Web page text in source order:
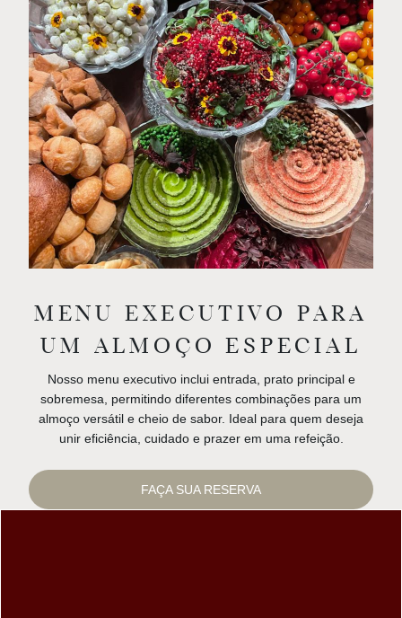
MENU EXECUTIVO PARA
UM ALMOÇO ESPECIAL
Nosso menu executivo inclui entrada, prato principal e
sobremesa, permitindo diferentes combinações para um
almoço versátil e cheio de sabor. Ideal para quem deseja
unir eficiência, cuidado e prazer em uma refeição.
FAÇA SUA RESERVA